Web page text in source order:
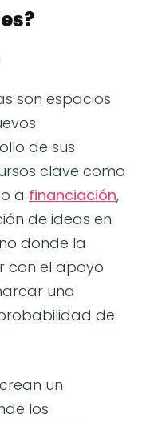
son espacios
de sus
clave como
a financiación,
de ideas en
donde la
con el apoyo
una
de
un
los